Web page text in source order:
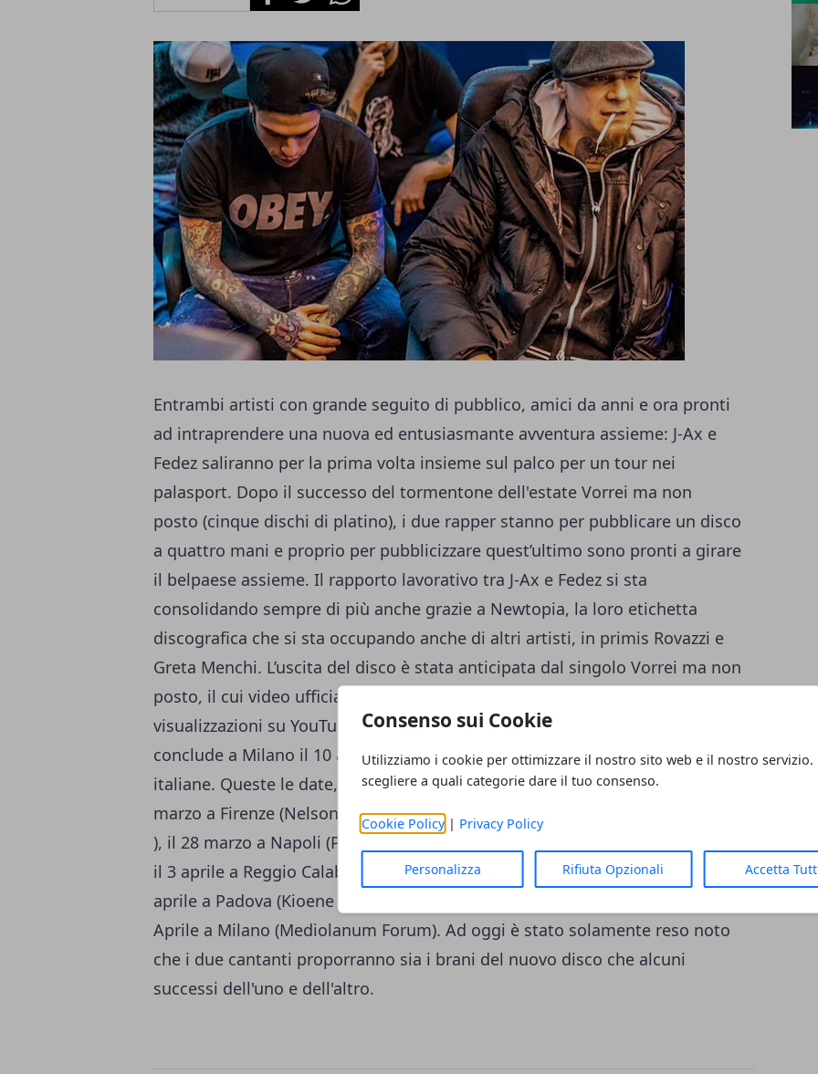
Consenso sui Cookie
Utilizziamo i cookie per ottimizzare il nostro sito web e il nostro servizio.
scegliere a quali categorie dare il tuo consenso.
Cookie Policy| Privacy Policy
Personalizza Rifiuta Opzionali Accetta
Entrambi artisti con grande seguito di pubblico, amici da anni e ora pronti
ad intraprendere una nuova ed entusiasmante avventura assieme: J-Ax e
Fedez saliranno per la prima volta insieme sul palco per un tour nei
palasport. Dopo il successo del tormentone dell'estate Vorrei ma non
posto (cinque dischi di platino), i due rapper stanno per pubblicare un disco
a quattro mani e proprio per pubblicizzare quest’ultimo sono pronti a girare
il belpaese assieme. Il rapporto lavorativo tra J-Ax e Fedez si sta
consolidando sempre di più anche grazie a Newtopia, la loro etichetta
discografica che si sta occupando anche di altri artisti, in primis Rovazzi e
Greta Menchi. L’uscita del disco è stata anticipata dal singolo Vorrei ma non
posto, il cui video ufficiale ha già totalizzato oltre 100 milioni di
visualizzazioni su YouTube. Il tour parte l’11 marzo dal PalaAlpitour e si
conclude a Milano il 10 aprile, passando per le maggiori città
italiane. Queste le date, dopo Torino: 13 marzo a Bologna (Unipol Arena), 15
marzo a Firenze (Nelson Mandela Forum), 18 marzo a Roma (Palalottomatica
), il 28 marzo a Napoli (Palapartenope), il 31 marzo ad Acireale (Pal’Art Hotel),
il 3 aprile a Reggio Calabria (Palacalafiore), il 5 aprile a Bari (Palaflorio), il 7
aprile a Padova (Kioene Arena ), l’8 aprile a Conegliano (Zoppas Arena), il 10
Aprile a Milano (Mediolanum Forum). Ad oggi è stato solamente reso noto
che i due cantanti proporranno sia i brani del nuovo disco che alcuni
successi dell'uno e dell'altro.